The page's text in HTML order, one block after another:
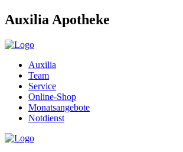
Auxilia Apotheke
Auxilia
Team
Service
Online-Shop
Monatsangebote
Notdienst